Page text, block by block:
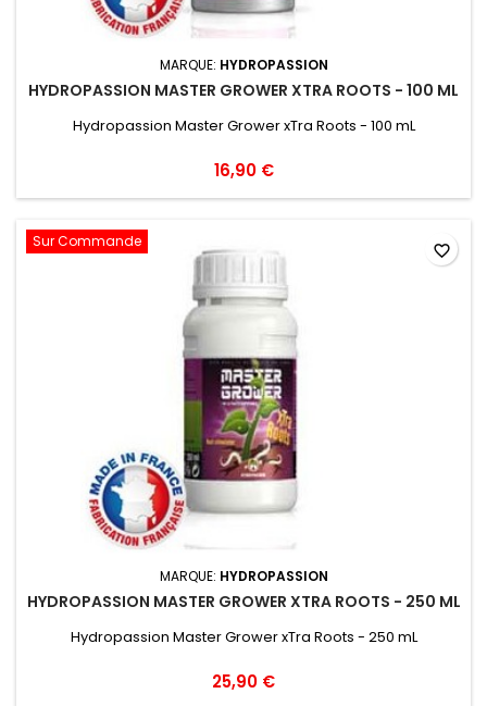
MARQUE: HYDROPASSION
HYDROPASSION MASTER GROWER XTRA ROOTS - 100 ML
Hydropassion Master Grower xTra Roots - 100 mL
16,90 €
Sur Commande
MARQUE: HYDROPASSION
HYDROPASSION MASTER GROWER XTRA ROOTS - 250 ML
Hydropassion Master Grower xTra Roots - 250 mL
25,90 €
favorite_border